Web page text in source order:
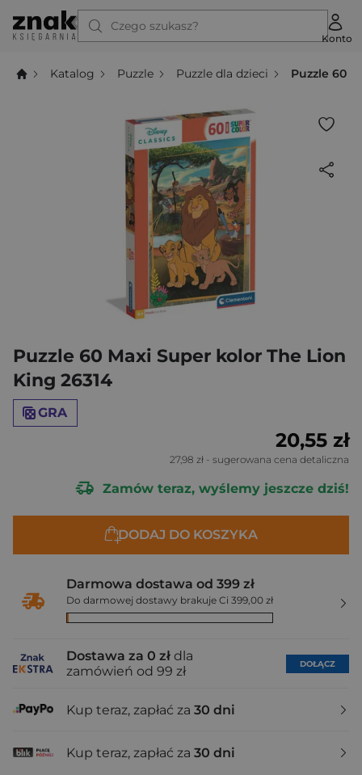
Czego szukasz?
Konto
Katalog Puzzle Puzzle dla dzieci Puzzle 60
Puzzle 60 Maxi Super kolor The Lion
King 26314
GRA
20,55 zł
27,98 zł - sugerowana cena detaliczna
Zamów teraz, wyślemy jeszcze dziś!
DODAJ DO KOSZYKA
Darmowa dostawa od 399 zł
Do darmowej dostawy brakuje Ci 399,00 zł
Dostawa za 0 zł dla
zamówień od 99 zł
DOŁĄCZ
Kup teraz, zapłać za 30 dni
Kup teraz, zapłać za 30 dni